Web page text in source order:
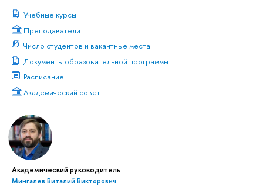
Учебные курсы
Преподаватели
Число студентов и вакантные места
Документы образовательной программы
Расписание
Академический совет
Академический руководитель
Мингалев Виталий Викторович